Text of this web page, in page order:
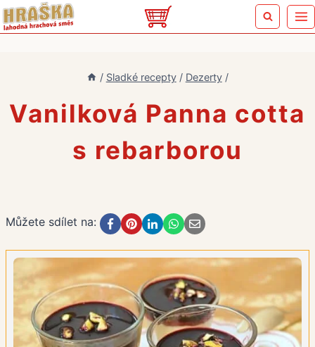
Přeskočit
na
/ Sladké recepty / Dezerty /
Vanilková Panna cotta
s rebarborou
Můžete sdílet na: